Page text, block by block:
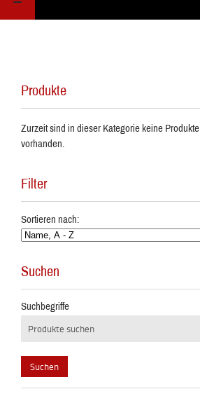
Produkte
Zurzeit sind in dieser Kategorie keine Produkte
vorhanden.
Filter
Sortieren nach:
Suchen
Suchbegriffe